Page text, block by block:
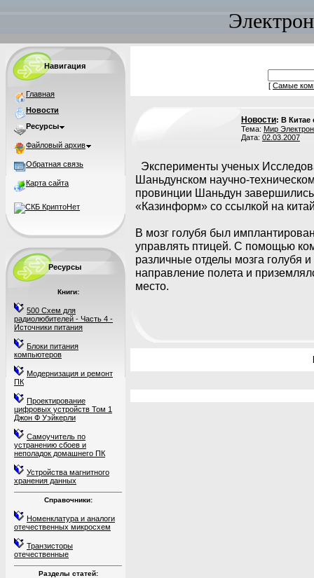
Навигация
Главная
Новости
Ресурсы
Файловый архив
Обратная связь
Карта сайта
Ресурсы
Книги:
500 Схем для
радиолюбителей - Часть 4 -
Источники питания
Блоки питания
компьютеров
Модернизация и ремонт
ПК
Проектирование
цифровых устройств Том 1
Джон Ф Уэйкерли
Самоучитель по
устранению сбоев и
неполадок домашнего ПК
Устройства магнитного
хранения данных
Справочники:
Номенклатура и аналоги
отечественных микросхем
Транзисторы
отечественные
Разделы статей:
[ Самые
Новости: В Китае
Тема: Мир
Дата: 02.03.2007
Эксперименты ученых
Шаньдунском научно-
провинции Шаньдун
«Казинформ» со ссылкой на
В мозг голубя был
управлять птицей. С помощью
различные отделы мозга голубя
направление полета и
место.